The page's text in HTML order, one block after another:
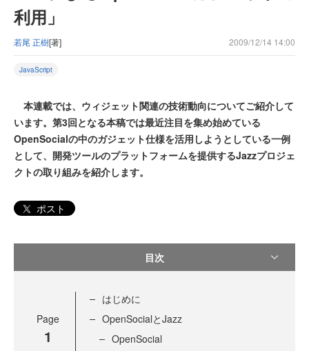
利用」
若尾 正樹[著] 2009/12/14 14:00
JavaScript
本連載では、ウィジェット関連の技術動向についてご紹介して
います。第3回となる本稿では最近注目を集め始めている
OpenSocialの中のガジェット仕様を活用しようとしている一例
として、開発ツールのプラットフォームを提供するJazzプロジェ
クトの取り組みを紹介します。
ポスト
目次
Page
1
はじめに
OpenSocialとJazz
OpenSocial